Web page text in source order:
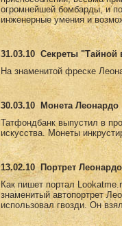
огромнейшей бомбарды, и
инженерные умения и
31.03.10 Секреты "Тайной
На знаменитой фреске
30.03.10
Монета Леонардо
Татфондбанк выпустил в
искусства. Монеты
13.02.10
Портрет
Как пишет портал
знаменитый автопортрет
использовал гвозди. Он